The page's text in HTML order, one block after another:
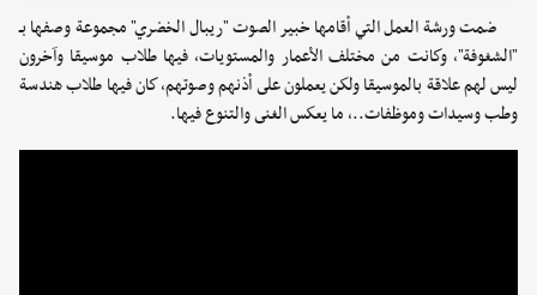
ضمت ورشة العمل التي أقامها خبير الصوت "ريبال الخضري" مجموعة وصفها بـ
"الشغوفة"، وكانت من مختلف الأعمار والمستويات، فيها طلاب موسيقا وآخرون
ليس لهم علاقة بالموسيقا ولكن يعملون على أذنهم وصوتهم، كان فيها طلاب هندسة
وطب وسيدات وموظفات..، ما يعكس الغنى والتنوع فيها.